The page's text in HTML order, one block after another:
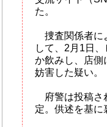
た。
捜査関係者に
して、2月1日
か飲みし、店側
妨害した疑い。
府警は投稿さ
定。供述を基に